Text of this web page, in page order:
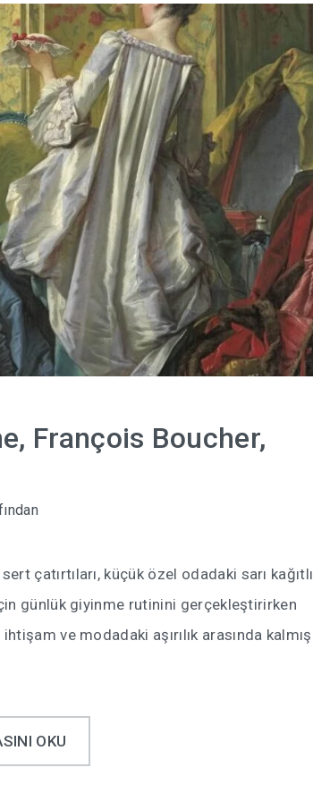
François Boucher,
çatırtıları, küçük özel odadaki sarı kağıtlı
günlük giyinme rutinini gerçekleştirirken
ve modadaki aşırılık arasında kalmış
OKU